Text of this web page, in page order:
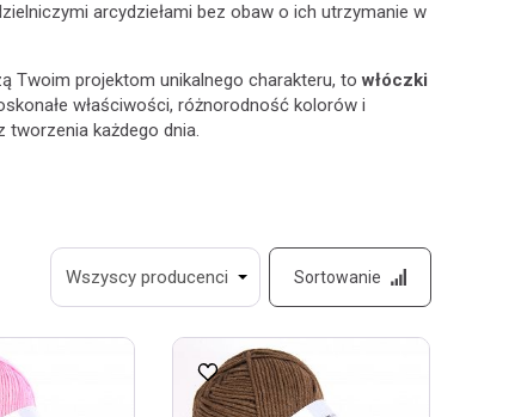
arcydziełami bez obaw o ich utrzymanie w
Twoim projektom unikalnego charakteru, towłóczki
właściwości, różnorodność kolorów i
każdego dnia.
Sortowanie